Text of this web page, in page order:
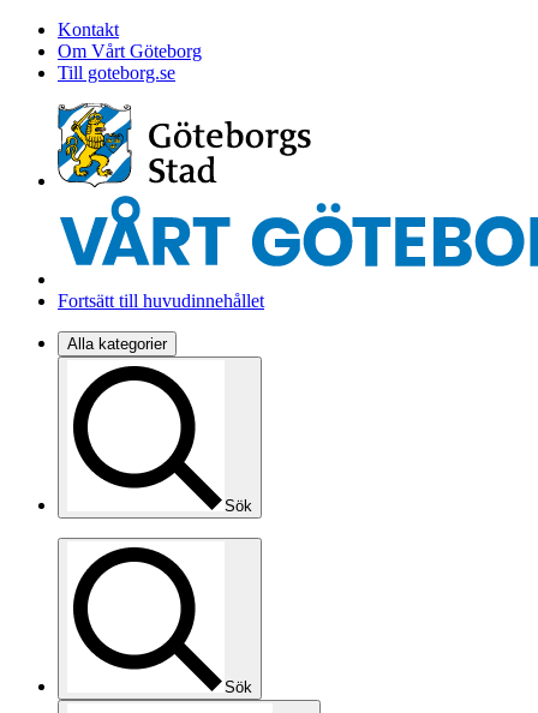
Kontakt
Om Vårt Göteborg
Till goteborg.se
Fortsätt till huvudinnehållet
Alla kategorier
Sök
Sök